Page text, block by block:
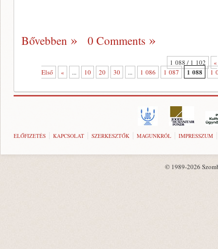
Bővebben 0 Comments
1 088 / 1 102
«
Első
« ... 10 20 30 ... 1 086 1 087 1 088 1
ELŐFIZETÉS KAPCSOLAT SZERKESZTŐK MAGUNKRÓL IMPRESSZUM
© 1989-2026